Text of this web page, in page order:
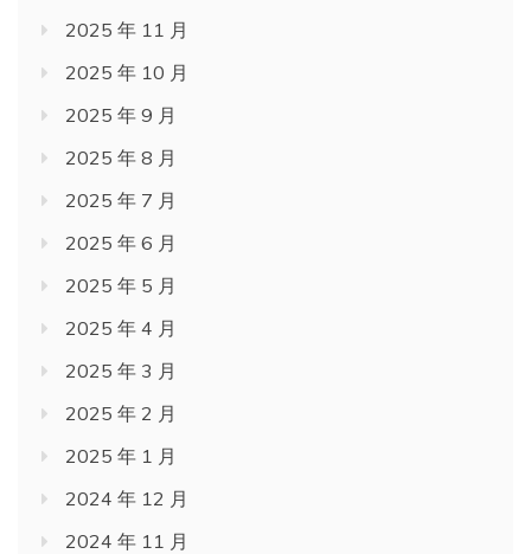
2025 年 11 月
2025 年 10 月
2025 年 9 月
2025 年 8 月
2025 年 7 月
2025 年 6 月
2025 年 5 月
2025 年 4 月
2025 年 3 月
2025 年 2 月
2025 年 1 月
2024 年 12 月
2024 年 11 月